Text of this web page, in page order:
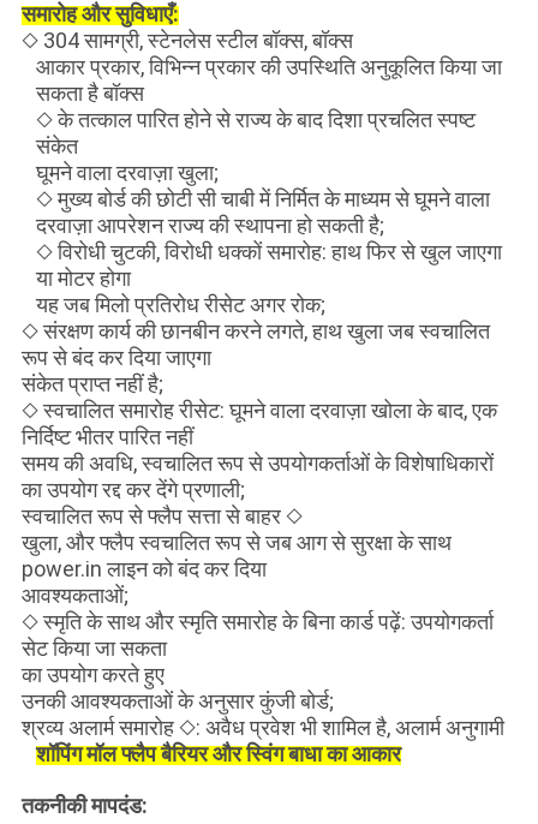
समारोह और सुविधाएँ:
◇ 304 सामग्री, स्टेनलेस स्टील बॉक्स, बॉक्स
आकार प्रकार, विभिन्न प्रकार की उपस्थिति अनुकूलित किया जा
सकता है बॉक्स
◇ के तत्काल पारित होने से राज्य के बाद दिशा प्रचलित स्पष्ट
संकेत
घूमने वाला दरवाज़ा खुला;
◇ मुख्य बोर्ड की छोटी सी चाबी में निर्मित के माध्यम से घूमने वाला
दरवाज़ा आपरेशन राज्य की स्थापना हो सकती है;
◇ विरोधी चुटकी, विरोधी धक्कों समारोह: हाथ फिर से खुल जाएगा
या मोटर होगा
यह जब मिलो प्रतिरोध रीसेट अगर रोक;
◇ संरक्षण कार्य की छानबीन करने लगते, हाथ खुला जब स्वचालित
रूप से बंद कर दिया जाएगा
संकेत प्राप्त नहीं है;
◇ स्वचालित समारोह रीसेट: घूमने वाला दरवाज़ा खोला के बाद, एक
निर्दिष्ट भीतर पारित नहीं
समय की अवधि, स्वचालित रूप से उपयोगकर्ताओं के विशेषाधिकारों
का उपयोग रद्द कर देंगे प्रणाली;
स्वचालित रूप से फ्लैप सत्ता से बाहर ◇
खुला, और फ्लैप स्वचालित रूप से जब आग से सुरक्षा के साथ
power.in लाइन को बंद कर दिया
आवश्यकताओं;
◇ स्मृति के साथ और स्मृति समारोह के बिना कार्ड पढ़ें: उपयोगकर्ता
सेट किया जा सकता
का उपयोग करते हुए
उनकी आवश्यकताओं के अनुसार कुंजी बोर्ड;
श्रव्य अलार्म समारोह ◇: अवैध प्रवेश भी शामिल है, अलार्म अनुगामी
शॉपिंग मॉल फ्लैप बैरियर और स्विंग बाधा का आकार
तकनीकी मापदंड: